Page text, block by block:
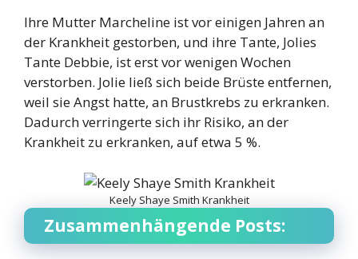
Ihre Mutter Marcheline ist vor einigen Jahren an
der Krankheit gestorben, und ihre Tante, Jolies
Tante Debbie, ist erst vor wenigen Wochen
verstorben. Jolie ließ sich beide Brüste entfernen,
weil sie Angst hatte, an Brustkrebs zu erkranken.
Dadurch verringerte sich ihr Risiko, an der
Krankheit zu erkranken, auf etwa 5 %.
Keely Shaye Smith Krankheit
Zusammenhängende Posts: